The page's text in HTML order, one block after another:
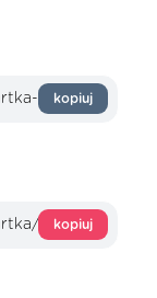
kopiuj
kopiuj